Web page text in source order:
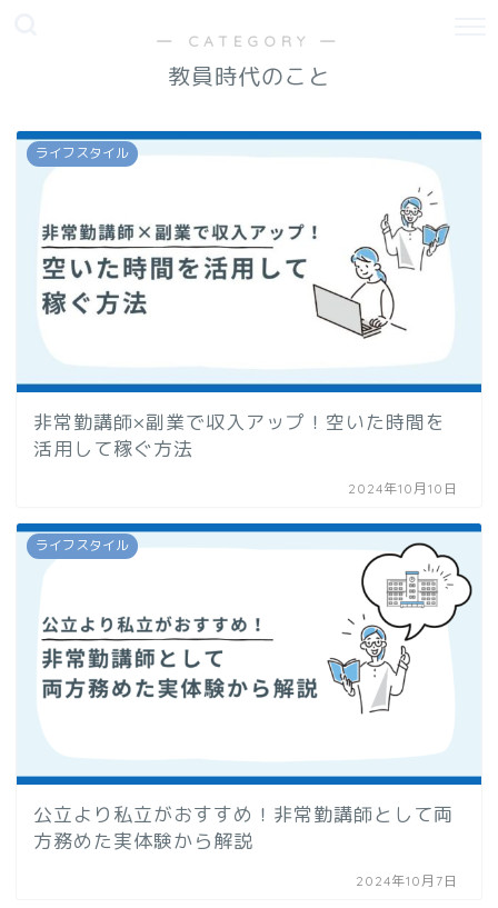
― CATEGORY ―
教員時代のこと
ライフスタイル
非常勤講師×副業で収入アップ！空いた時間を
活用して稼ぐ方法
2024年10月10日
ライフスタイル
公立より私立がおすすめ！非常勤講師として両
方務めた実体験から解説
2024年10月7日